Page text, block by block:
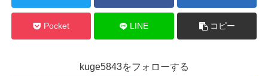
Pocket LINE コピー
kuge5843をフォローする